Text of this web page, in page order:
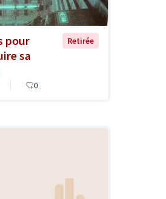
pour
sa
Retirée
0